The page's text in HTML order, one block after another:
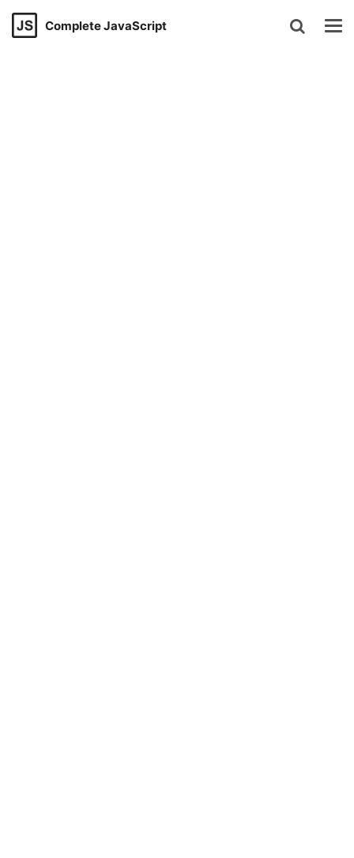
Complete JavaScript
Navigated to Welcome to Complete JavaScript